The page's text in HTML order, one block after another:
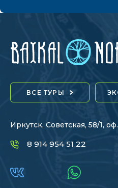
ВСЕ ТУРЫ
Иркутск, Советская, 58/1,
8 914 954 51 22